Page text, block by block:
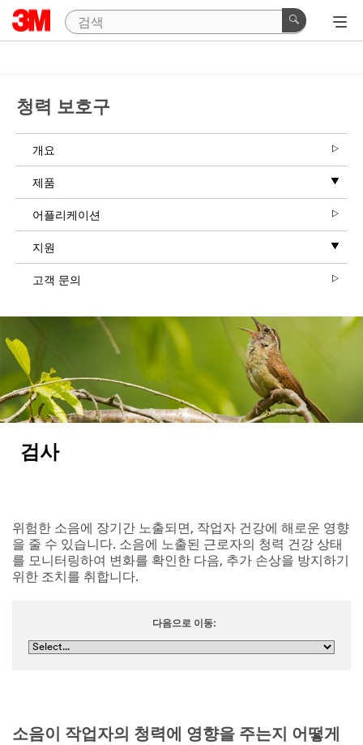
청력 보호구
개요
제품
어플리케이션
지원
고객 문의
검사
위험한 소음에 장기간 노출되면, 작업자 건강에 해로운 영향
을 줄 수 있습니다. 소음에 노출된 근로자의 청력 건강 상태
를 모니터링하여 변화를 확인한 다음, 추가 손상을 방지하기
위한 조치를 취합니다.
다음으로 이동:
소음이 작업자의 청력에 영향을 주는지 어떻게